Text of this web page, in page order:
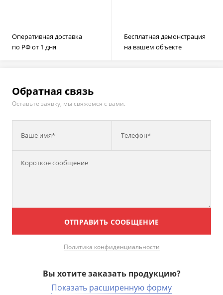
Оперативная доставка
по РФ от 1 дня
Бесплатная демонстрация
на вашем объекте
Обратная связь
Оставьте заявку, мы свяжемся с вами.
Ваше имя* Телефон*
ОТПРАВИТЬ СООБЩЕНИЕ
Вы хотите заказать продукцию?
Показать расширенную форму
Политика конфиденциальности